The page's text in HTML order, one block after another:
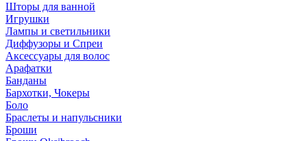
Шторы для ванной
Игрушки
Лампы и светильники
Диффузоры и Спреи
Аксессуары для волос
Арафатки
Банданы
Бархотки, Чокеры
Боло
Браслеты и напульсники
Броши